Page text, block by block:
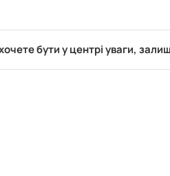
бути у центрі уваги,